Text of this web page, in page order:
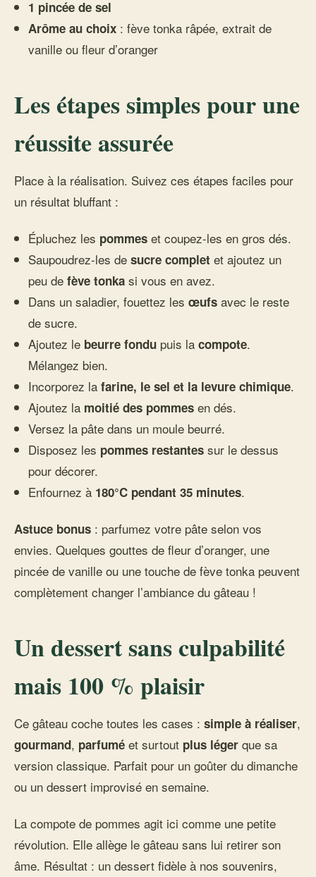
1 pincée de sel
Arôme au choix : fève tonka râpée, extrait de
vanille ou fleur d’oranger
Les étapes simples pour une
réussite assurée
Place à la réalisation. Suivez ces étapes faciles pour
un résultat bluffant :
Épluchez les pommes et coupez-les en gros dés.
Saupoudrez-les desucre complet et ajoutez un
peu defève tonka si vous en avez.
Dans un saladier, fouettez lesœufs avec le reste
de sucre.
Ajoutez le beurre fondu puis lacompote.
Mélangez bien.
Incorporez lafarine, le sel et la levure chimique.
Ajoutez la moitié des pommes en dés.
Versez la pâte dans un moule beurré.
Disposez les pommes restantes sur le dessus
pour décorer.
Enfournez à 180°C pendant 35 minutes.
Astuce bonus : parfumez votre pâte selon vos
envies. Quelques gouttes de fleur d’oranger, une
pincée de vanille ou une touche de fève tonka peuvent
complètement changer l’ambiance du gâteau !
Un dessert sans culpabilité
mais 100 % plaisir
Ce gâteau coche toutes les cases : simple à réaliser,
gourmand, parfumé et surtout plus léger que sa
version classique. Parfait pour un goûter du dimanche
ou un dessert improvisé en semaine.
La compote de pommes agit ici comme une petite
révolution. Elle allège le gâteau sans lui retirer son
âme. Résultat : un dessert fidèle à nos souvenirs,